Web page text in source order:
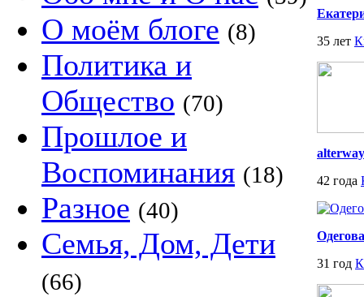
О моём блоге (8)
Политика и
Общество (70)
Прошлое и
Воспоминания (18)
Разное (40)
Семья, Дом, Дети
(66)
35 лет
alterway
42 года
Одегова
31 год